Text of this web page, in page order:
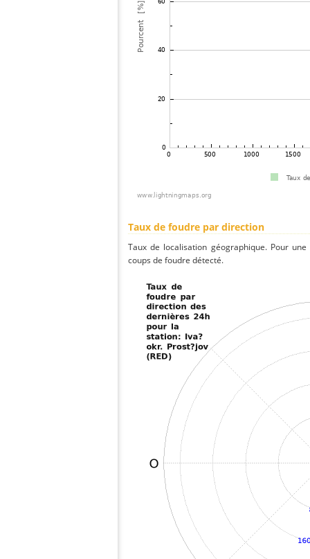
Taux de foudre par direction
Taux de localisation géographique. Pour
coups de foudre détecté.